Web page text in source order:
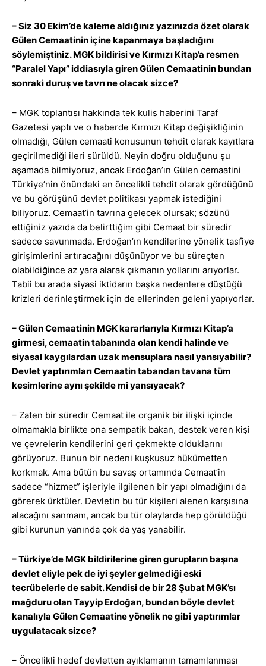
– Siz 30 Ekim’de kaleme aldığınız yazınızda özet olarak
Gülen Cemaatinin içine kapanmaya başladığını
söylemiştiniz. MGK bildirisi ve Kırmızı Kitap’a resmen
“Paralel Yapı” iddiasıyla giren Gülen Cemaatinin bundan
sonraki duruş ve tavrı ne olacak sizce?
– MGK toplantısı hakkında tek kulis haberini Taraf
Gazetesi yaptı ve o haberde Kırmızı Kitap değişikliğinin
olmadığı, Gülen cemaati konusunun tehdit olarak kayıtlara
geçirilmediği ileri sürüldü. Neyin doğru olduğunu şu
aşamada bilmiyoruz, ancak Erdoğan’ın Gülen cemaatini
Türkiye’nin önündeki en öncelikli tehdit olarak gördüğünü
ve bu görüşünü devlet politikası yapmak istediğini
biliyoruz. Cemaat’in tavrına gelecek olursak; sözünü
ettiğiniz yazıda da belirttiğim gibi Cemaat bir süredir
sadece savunmada. Erdoğan’ın kendilerine yönelik tasfiye
girişimlerini artıracağını düşünüyor ve bu süreçten
olabildiğince az yara alarak çıkmanın yollarını arıyorlar.
Tabii bu arada siyasi iktidarın başka nedenlere düştüğü
krizleri derinleştirmek için de ellerinden geleni yapıyorlar.
– Gülen Cemaatinin MGK kararlarıyla Kırmızı Kitap’a
girmesi, cemaatin tabanında olan kendi halinde ve
siyasal kaygılardan uzak mensuplara nasıl yansıyabilir?
Devlet yaptırımları Cemaatin tabandan tavana tüm
kesimlerine aynı şekilde mi yansıyacak?
– Zaten bir süredir Cemaat ile organik bir ilişki içinde
olmamakla birlikte ona sempatik bakan, destek veren kişi
ve çevrelerin kendilerini geri çekmekte olduklarını
görüyoruz. Bunun bir nedeni kuşkusuz hükümetten
korkmak. Ama bütün bu savaş ortamında Cemaat’in
sadece “hizmet” işleriyle ilgilenen bir yapı olmadığını da
görerek ürktüler. Devletin bu tür kişileri alenen karşısına
alacağını sanmam, ancak bu tür olaylarda hep görüldüğü
gibi kurunun yanında çok da yaş yanabilir.
– Türkiye’de MGK bildirilerine giren gurupların başına
devlet eliyle pek de iyi şeyler gelmediği eski
tecrübelerle de sabit. Kendisi de bir 28 Şubat MGK’sı
mağduru olan Tayyip Erdoğan, bundan böyle devlet
kanalıyla Gülen Cemaatine yönelik ne gibi yaptırımlar
uygulatacak sizce?
– Öncelikli hedef devletten ayıklamanın tamamlanması